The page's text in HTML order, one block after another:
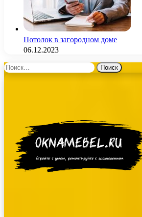
Потолок в загородном доме
06.12.2023
Найти: